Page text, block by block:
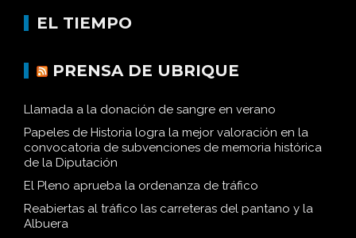
EL TIEMPO
PRENSA DE UBRIQUE
Llamada a la donación de sangre en verano
Papeles de Historia logra la mejor valoración en la
convocatoria de subvenciones de memoria histórica
de la Diputación
El Pleno aprueba la ordenanza de tráfico
Reabiertas al tráfico las carreteras del pantano y la
Albuera